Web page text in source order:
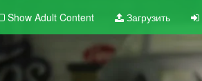
Show Adult Content Загрузить